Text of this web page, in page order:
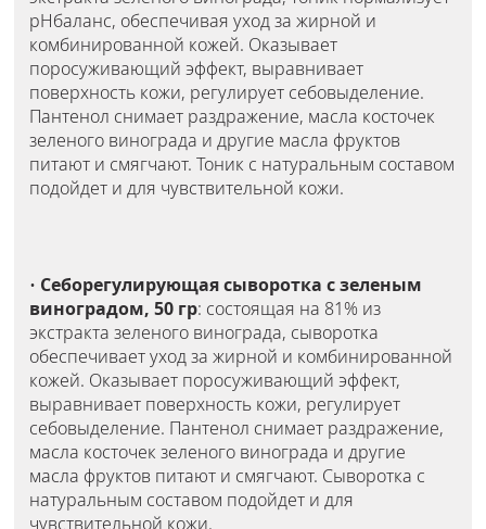
pHбаланс, обеспечивая уход за жирной и
комбинированной кожей. Оказывает
поросуживающий эффект, выравнивает
поверхность кожи, регулирует себовыделение.
Пантенол снимает раздражение, масла косточек
зеленого винограда и другие масла фруктов
питают и смягчают. Тоник с натуральным составом
подойдет и для чувствительной кожи.
• Себорегулирующая сыворотка с зеленым
виноградом, 50 гр: состоящая на 81% из
экстракта зеленого винограда, сыворотка
обеспечивает уход за жирной и комбинированной
кожей. Оказывает поросуживающий эффект,
выравнивает поверхность кожи, регулирует
себовыделение. Пантенол снимает раздражение,
масла косточек зеленого винограда и другие
масла фруктов питают и смягчают. Сыворотка с
натуральным составом подойдет и для
чувствительной кожи.